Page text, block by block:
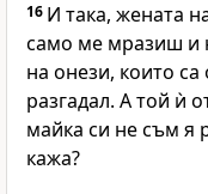
16 И така, жената
само ме мразиш и
на онези, които
разгадал. А той ѝ
майка си не съм я
кажа?